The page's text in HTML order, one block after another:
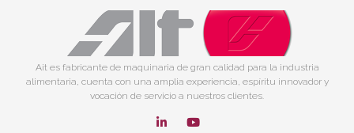
Ait es fabricante de maquinaria de gran calidad para la industria
alimentaria, cuenta con una amplia experiencia, espíritu innovador y
vocación de servicio a nuestros clientes.